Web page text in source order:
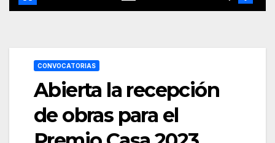
CONVOCATORIAS
Abierta la recepción
de obras para el